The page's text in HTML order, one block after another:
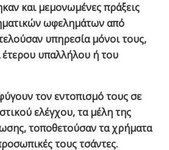
και μεμονωμένες πράξεις
ωφελημάτων από
υπηρεσία μόνοι τους,
υπαλλήλου ή του
τον εντοπισμό τους σε
ελέγχου, τα μέλη της
τοποθετούσαν τα χρήματα
τους τσάντες.